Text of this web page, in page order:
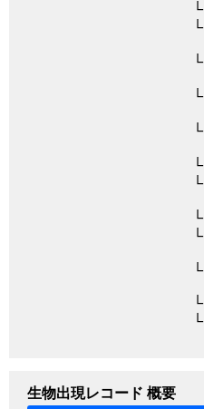
生物出現レコード 概要